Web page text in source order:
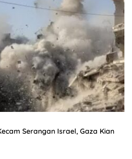
Serangan Israel, Gaza Kian